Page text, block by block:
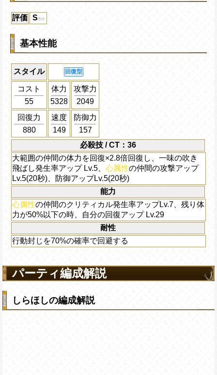
評価 S
基本性能
スタイル 回復型
コスト
55
体力
5328
攻撃力
2049
回復力
880
速度
149
防御力
157
必殺技 / CT：36
大範囲の仲間の体力を回復×2.8倍回復し、一味の吹き
飛ばし発生率アップ Lv.5、 心属性の仲間の攻撃アップ
Lv.5(20秒)、防御アップLv.5(20秒)
能力
心属性の仲間のクリティカル発生率アップLv.7、残り体
力が50%以下の時、自分の回復アップ Lv.29
耐性
行動封じを70%の確率で回避する
パーティ編成解説
しらほしの編成解説